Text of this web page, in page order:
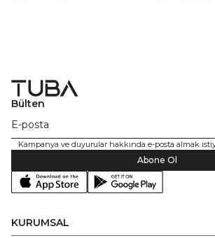
Bülten
Kampanya ve duyurular hakkında e-posta almak
Abone Ol
KURUMSAL